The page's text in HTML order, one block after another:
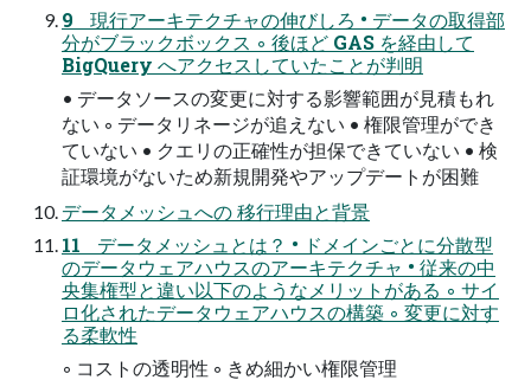
9 現行アーキテクチャの伸びしろ • データの取得部
分がブラックボックス ◦ 後ほど GAS を経由して
BigQuery へアクセスしていたことが判明
• データソースの変更に対する影響範囲が見積もれ
ない ◦ データリネージが追えない • 権限管理ができ
ていない • クエリの正確性が担保できていない • 検
証環境がないため新規開発やアップデートが困難
データメッシュへの 移行理由と背景
11 データメッシュとは？ • ドメインごとに分散型
のデータウェアハウスのアーキテクチャ • 従来の中
央集権型と違い以下のようなメリットがある ◦ サイ
ロ化されたデータウェアハウスの構築 ◦ 変更に対す
る柔軟性
◦ コストの透明性 ◦ きめ細かい権限管理